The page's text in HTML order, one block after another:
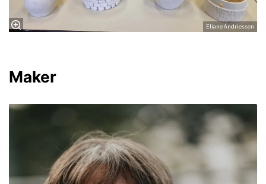
Eliane Andriessen
Maker